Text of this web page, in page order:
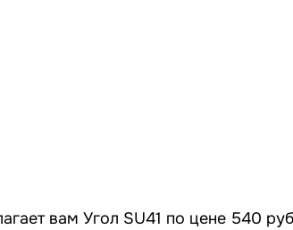
вам Угол SU41 по цене 540